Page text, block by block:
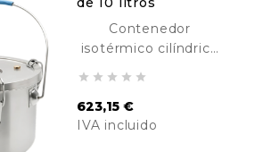
Contenedor
isotérmico cilíndrico
para transportar y
mantener comidas
    
623,15 €
IVA incluido